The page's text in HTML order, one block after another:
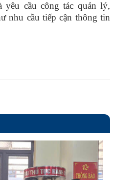
yêu cầu công tác quản lý,
nhu cầu tiếp cận thông tin